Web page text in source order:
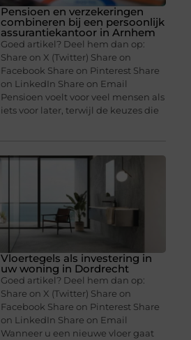
Pensioen en verzekeringen
combineren bij een persoonlijk
assurantiekantoor in Arnhem
Goed artikel? Deel hem dan op:
Share on X (Twitter) Share on
Facebook Share on Pinterest Share
on LinkedIn Share on Email
Pensioen voelt voor veel mensen als
iets voor later, terwijl de keuzes die
Vloertegels als investering in
uw woning in Dordrecht
Goed artikel? Deel hem dan op:
Share on X (Twitter) Share on
Facebook Share on Pinterest Share
on LinkedIn Share on Email
Wanneer u een nieuwe vloer gaat